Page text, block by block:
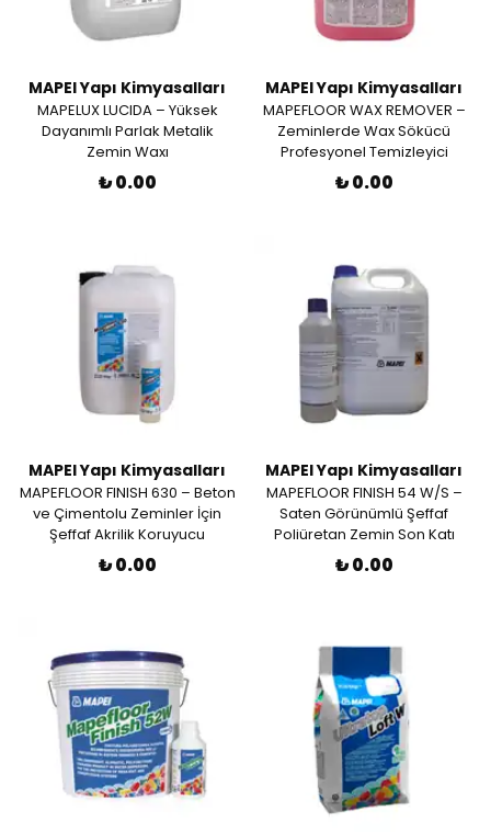
MAPEI Yapı Kimyasalları
MAPELUX LUCIDA – Yüksek
Dayanımlı Parlak Metalik
Zemin Waxı
₺ 0.00
MAPEI Yapı Kimyasalları
MAPEFLOOR WAX REMOVER –
Zeminlerde Wax Sökücü
Profesyonel Temizleyici
₺ 0.00
MAPEI Yapı Kimyasalları
MAPEFLOOR FINISH 630 – Beton
ve Çimentolu Zeminler İçin
Şeffaf Akrilik Koruyucu
₺ 0.00
MAPEI Yapı Kimyasalları
MAPEFLOOR FINISH 54 W/S –
Saten Görünümlü Şeffaf
Poliüretan Zemin Son Katı
₺ 0.00